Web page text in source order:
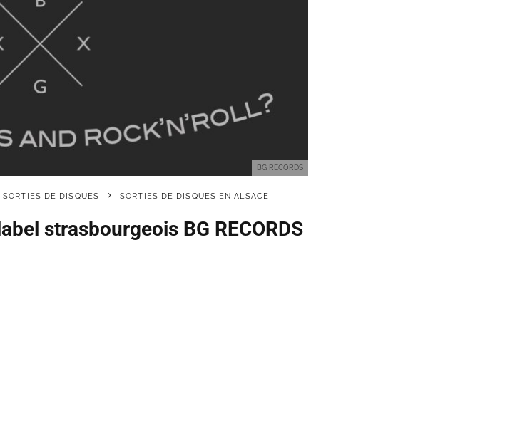
BG RECORDS
SORTIES DE DISQUES SORTIES DE DISQUES EN ALSACE
strasbourgeois BG RECORDS